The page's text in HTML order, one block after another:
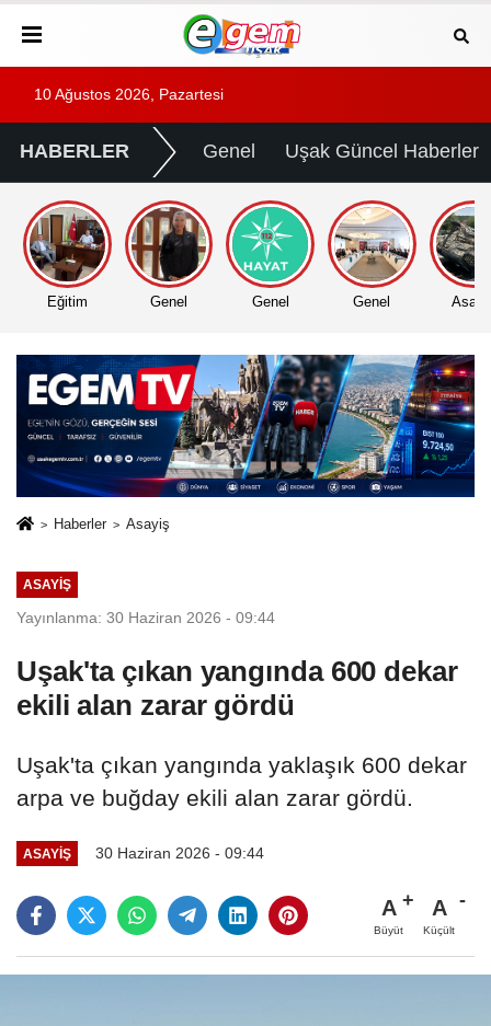
10 Ağustos 2026, Pazartesi
HABERLER Genel Uşak Güncel Haberler
Eğitim Genel Genel Genel
Haberler Asayiş
ASAYIŞ
Yayınlanma: 30 Haziran 2026 - 09:44
Uşak'ta çıkan yangında 600 dekar
ekili alan zarar gördü
Uşak'ta çıkan yangında yaklaşık 600 dekar
arpa ve buğday ekili alan zarar gördü.
ASAYIŞ 30 Haziran 2026 - 09:44
A
Büyüt
A
Küçült